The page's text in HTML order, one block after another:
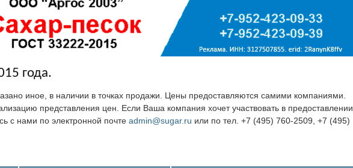
года.
иное, в наличии в точках продажи. Цены предоставляются самими компаниями.
представления цен. Если Ваша компания хочет участвовать в предоставлении
с нами по электронной почте admin@sugar.ru или по тел. +7 (495) 760-2509, +7 (495)